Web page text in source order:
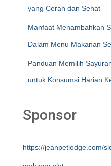
yang Cerah dan Sehat
Manfaat Menambahkan
Dalam Menu Makanan
Panduan Memilih
untuk Konsumsi Harian
Sponsor
https://jeanpetlodge.com/